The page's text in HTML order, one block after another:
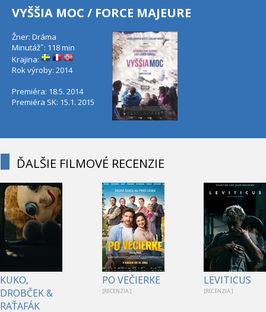
VYŠŠIA MOC / FORCE MAJEURE
Žner: Dráma
Minutáž˝: 118 min
Krajina:
Rok výroby: 2014
Premiéra: 18.5. 2014
Premiéra SK: 15.1. 2015
ĎALŠIE FILMOVÉ RECENZIE
KUKO,
DROBČEK &
RAŤAFÁK
PO VEČIERKE
[RECENZIA ]
LEVITICUS
[RECENZIA ]